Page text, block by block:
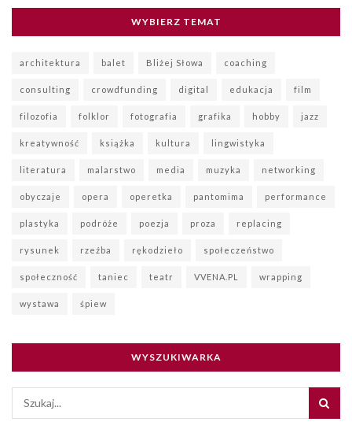
WYBIERZ TEMAT
architektura balet Bliżej Słowa coaching
consulting crowdfunding digital edukacja film
filozofia folklor fotografia grafika hobby jazz
kreatywność książka kultura lingwistyka
literatura malarstwo media muzyka networking
obyczaje opera operetka pantomima performance
plastyka podróże poezja proza replacing
rysunek rzeźba rękodzieło społeczeństwo
społeczność taniec teatr VVENA.PL wrapping
wystawa śpiew
WYSZUKIWARKA